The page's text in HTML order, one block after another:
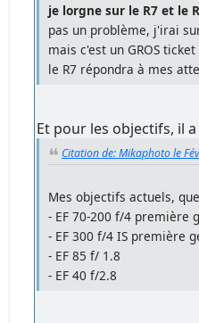
je lorgne sur le R7 et le
pas un problème, j'irai
mais c'est un GROS
le R7 répondra à mes
Et pour les objectifs, il
Citation de: Mikaphoto le
Mes objectifs actuels,
- EF 70-200 f/4 première
- EF 300 f/4 IS première
- EF 85 f/ 1.8
- EF 40 f/2.8